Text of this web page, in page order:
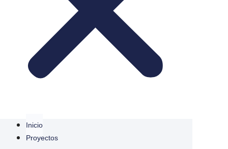
Inicio
Proyectos